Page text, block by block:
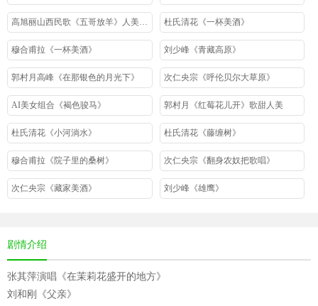
高旭丽山西民歌《五哥放羊》人美歌甜 杜氏清花《一杯美酒》
穆合甫拉《一杯美酒》 刘少峰《青藏高原》
郭村月高峰《在那银色的月光下》 次仁央宗《呼伦贝尔大草原》
AI美女组合《褐色骏马》 郭村月《红莓花儿开》歌甜人美
杜氏清花《小河淌水》 杜氏清花《藤缠树》
穆合甫拉《院子里的桑树》 次仁央宗《翻身农奴把歌唱》
次仁央宗《藏家美酒》 刘少峰《雄鹰》
剧情介绍
张其萍演唱《在茉莉花盛开的地方》
刘和刚《父亲》